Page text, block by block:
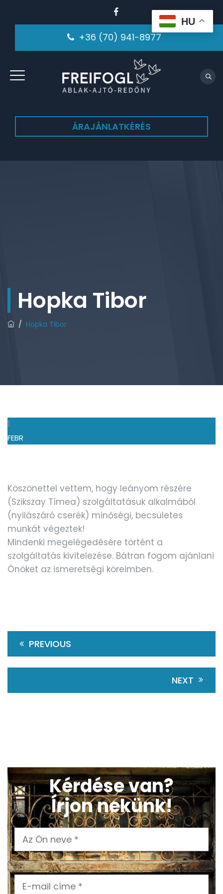
+36 (70) 941-8977
ÁRAJÁNLATKÉRÉS
Hopka Tibor
/ Hopka Tibor
1
FEBR
Köszönettel vettem, hogy leányom részére
(Szikszay Tímea) szolgáltatásuk alkalmából
(nyilászáró cserék) minőségi, becsületes
munkát végeztek!
Mindenki megelégedésére történt a
szolgáltatás kivitelezése. Bátran fogom ajánlani
Önöket az ismeretségi köreimben.
PREVIOUS
NEXT
Kérdése van?
Írjon nekünk!
HU